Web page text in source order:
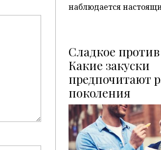
наблюдается
Сладкое против
Какие закуски
предпочитают
поколения